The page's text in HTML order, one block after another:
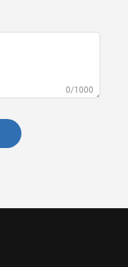
0/1000